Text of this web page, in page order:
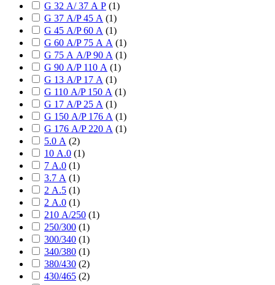
G 32 А/ 37 А P (1)
G 37 А/P 45 А (1)
G 45 А/P 60 А (1)
G 60 А/P 75 А А (1)
G 75 А А/P 90 А (1)
G 90 А/P 110 А (1)
G 13 А/P 17 А (1)
G 110 А/P 150 А (1)
G 17 А/P 25 А (1)
G 150 А/P 176 А (1)
G 176 А/P 220 А (1)
5.0 А (2)
10 А.0 (1)
7 А.0 (1)
3.7 А (1)
2 А.5 (1)
2 А.0 (1)
210 А/250 (1)
250/300 (1)
300/340 (1)
340/380 (1)
380/430 (2)
430/465 (2)